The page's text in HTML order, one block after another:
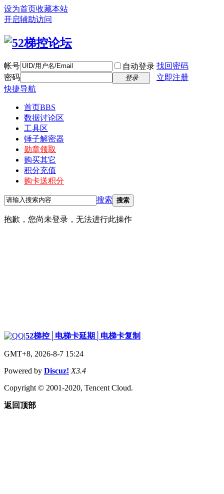
设为首页收藏本站
开启辅助访问
帐号 自动登录 找回密码
密码
登录
立即注册
快捷导航
首页BBS
数据讨论区
工具区
锤子解密器
勋章领取
购买其它
积分充值
购卡送积分
搜索 搜索
抱歉，您尚未登录，无法进行此操作
|52梯控│电梯卡延期│电梯卡复制
GMT+8, 2026-8-7 15:24
Powered by Discuz! X3.4
Copyright © 2001-2020, Tencent Cloud.
返回顶部